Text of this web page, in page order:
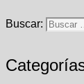
Buscar: